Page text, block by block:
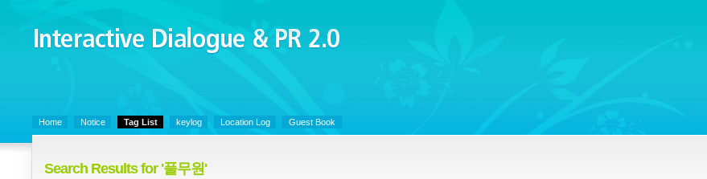
Interactive Dialogue &
PR 2.0
Home Notice Tag List keylog Location Log Guest Book
Search Results for '풀무원'